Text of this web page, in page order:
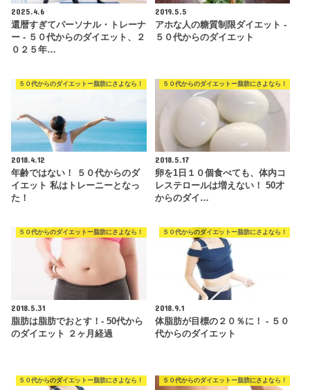
2025.4.6
還暦すぎてパーソナル・トレーナ
ー - ５０代からのダイエット、２
０２５年…
2019.5.5
アホな人の糖質制限ダイエット -
５０代からのダイエット
５０代からのダイエットー脂肪にさよなら！
2018.4.12
年齢ではない！ ５０代からのダ
イエット 私はトレーニーとなっ
た！
５０代からのダイエットー脂肪にさよなら！
2018.5.17
卵を1日１０個食べても、体内コ
レステロールは増えない！ 50才
からのダイ…
５０代からのダイエットー脂肪にさよなら！
2018.5.31
脂肪は脂肪でおとす！- 50代から
のダイエット ２ヶ月経過
５０代からのダイエットー脂肪にさよなら！
2018.9.1
体脂肪が目標の２０％に！ - ５０
代からのダイエット
５０代からのダイエットー脂肪にさよなら！ ５０代からのダイエットー脂肪にさよなら！